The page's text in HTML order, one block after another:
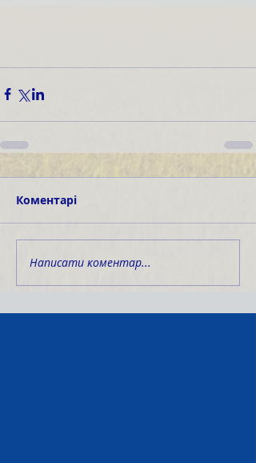
Коментарі
Написати коментар...